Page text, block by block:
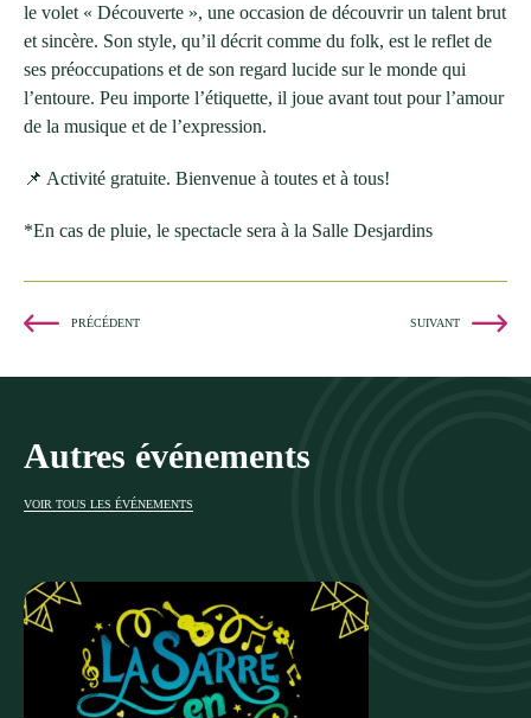
le volet « Découverte », une occasion de découvrir un talent brut
et sincère. Son style, qu’il décrit comme du folk, est le reflet de
ses préoccupations et de son regard lucide sur le monde qui
l’entoure. Peu importe l’étiquette, il joue avant tout pour l’amour
de la musique et de l’expression.
📌 Activité gratuite. Bienvenue à toutes et à tous!
*En cas de pluie, le spectacle sera à la Salle Desjardins
PRÉCÉDENT SUIVANT
Autres événements
VOIR TOUS LES ÉVÉNEMENTS